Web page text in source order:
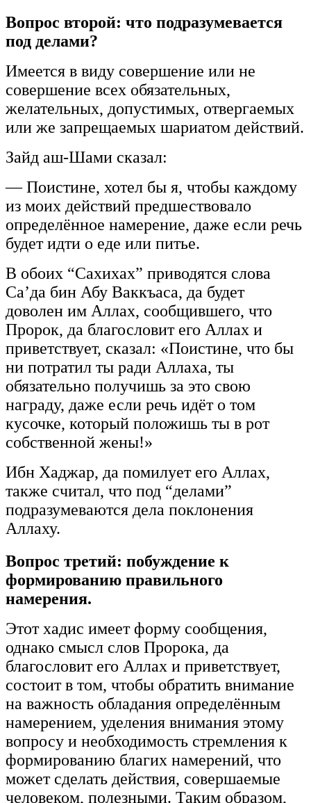
Вопрос второй: что подразумевается
под делами?
Имеется в виду совершение или не
совершение всех обязательных,
желательных, допустимых, отвергаемых
или же запрещаемых шариатом действий.
Зайд аш-Шами сказал:
— Поистине, хотел бы я, чтобы каждому
из моих действий предшествовало
определённое намерение, даже если речь
будет идти о еде или питье.
В обоих “Сахихах” приводятся слова
Са’да бин Абу Ваккъаса, да будет
доволен им Аллах, сообщившего, что
Пророк, да благословит его Аллах и
приветствует, сказал: «Поистине, что бы
ни потратил ты ради Аллаха, ты
обязательно получишь за это свою
награду, даже если речь идёт о том
кусочке, который положишь ты в рот
собственной жены!»
Ибн Хаджар, да помилует его Аллах,
также считал, что под “делами”
подразумеваются дела поклонения
Аллаху.
Вопрос третий: побуждение к
формированию правильного
намерения.
Этот хадис имеет форму сообщения,
однако смысл слов Пророка, да
благословит его Аллах и приветствует,
состоит в том, чтобы обратить внимание
на важность обладания определённым
намерением, уделения внимания этому
вопросу и необходимость стремления к
формированию благих намерений, что
может сделать действия, совершаемые
человеком, полезными. Таким образом,